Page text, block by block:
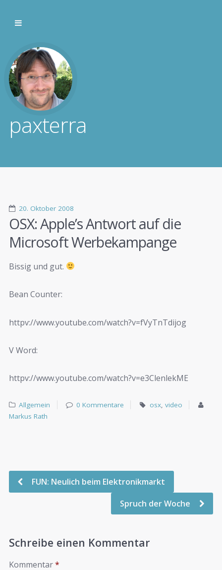
paxterra
20. Oktober 2008
OSX: Apple’s Antwort auf die
Microsoft Werbekampange
Bissig und gut.
Bean Counter:
httpv://www.youtube.com/watch?v=fVyTnTdijog
V Word:
httpv://www.youtube.com/watch?v=e3ClenlekME
Allgemein 0 Kommentare osx, video
Markus Rath
FUN: Neulich beim Elektronikmarkt
Spruch der Woche
Schreibe einen Kommentar
Kommentar*